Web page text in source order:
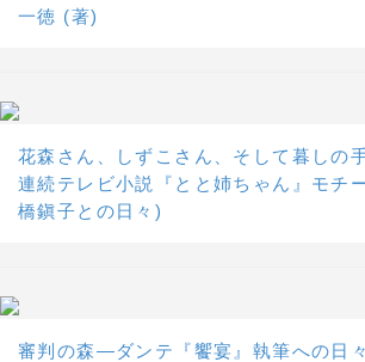
一徳 (著)
花森さん、しずこさん、そして暮しの
連続テレビ小説『とと姉ちゃん』モチ
橋鎭子との日々)
審判の森―ダンテ『饗宴』執筆への